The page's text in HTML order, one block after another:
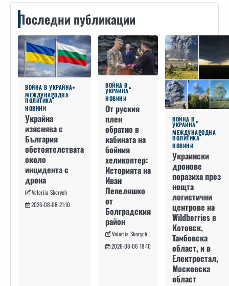
Последни публикации
ВОЙНА В УКРАЙНА
МЕЖДУНАРОДНА
ПОЛИТИКА
НОВИНИ
Украйна
изяснява с
България
обстоятелствата
около
инцидента с
дрона
Valeriia Skorych
2026-08-08 21:10
ВОЙНА В
УКРАЙНА
НОВИНИ
От руския
плен
обратно в
кабината на
бойния
хеликоптер:
Историята на
Иван
Пепеляшко
от
Болградския
район
Valeriia Skorych
2026-08-06 18:10
ВОЙНА В
УКРАЙНА
МЕЖДУНАРОДНА
ПОЛИТИКА
НОВИНИ
Украински
дронове
поразиха през
нощта
логистични
центрове на
Wildberries в
Котовск,
Тамбовска
област, и в
Електростал,
Московска
област